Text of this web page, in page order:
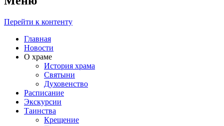
Перейти к контенту
Главная
Новости
О храме
История храма
Святыни
Духовенство
Расписание
Экскурсии
Таинства
Крещение